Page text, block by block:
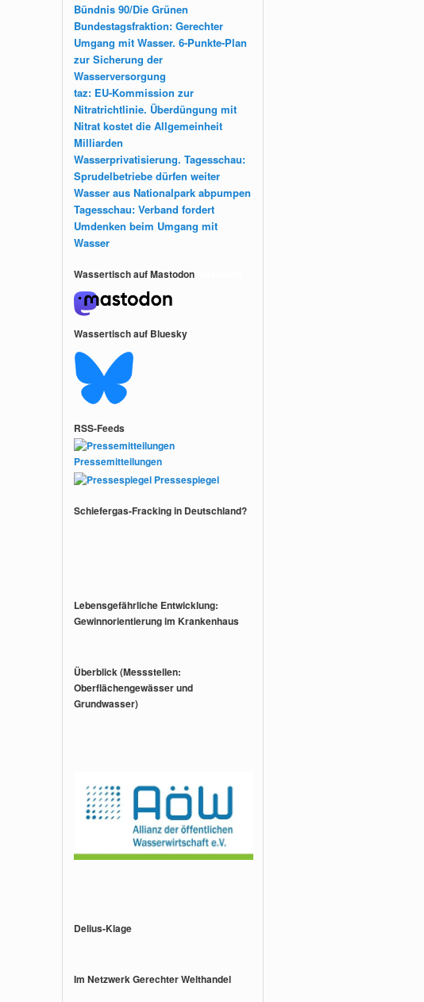
Bündnis 90/Die Grünen
Bundestagsfraktion: Gerechter
Umgang mit Wasser. 6-Punkte-Plan
zur Sicherung der
Wasserversorgung
taz: EU-Kommission zur
Nitratrichtlinie. Überdüngung mit
Nitrat kostet die Allgemeinheit
Milliarden
Wasserprivatisierung. Tagesschau:
Sprudelbetriebe dürfen weiter
Wasser aus Nationalpark abpumpen
Tagesschau: Verband fordert
Umdenken beim Umgang mit
Wasser
Wassertisch auf Mastodon
Wassertisch auf Bluesky
RSS-Feeds
Pressemitteilungen
Pressespiegel
Schiefergas-Fracking in Deutschland?
Lebensgefährliche Entwicklung:
Gewinnorientierung im Krankenhaus
Überblick (Messstellen:
Oberflächengewässer und
Grundwasser)
Delius-Klage
Im Netzwerk Gerechter Welthandel